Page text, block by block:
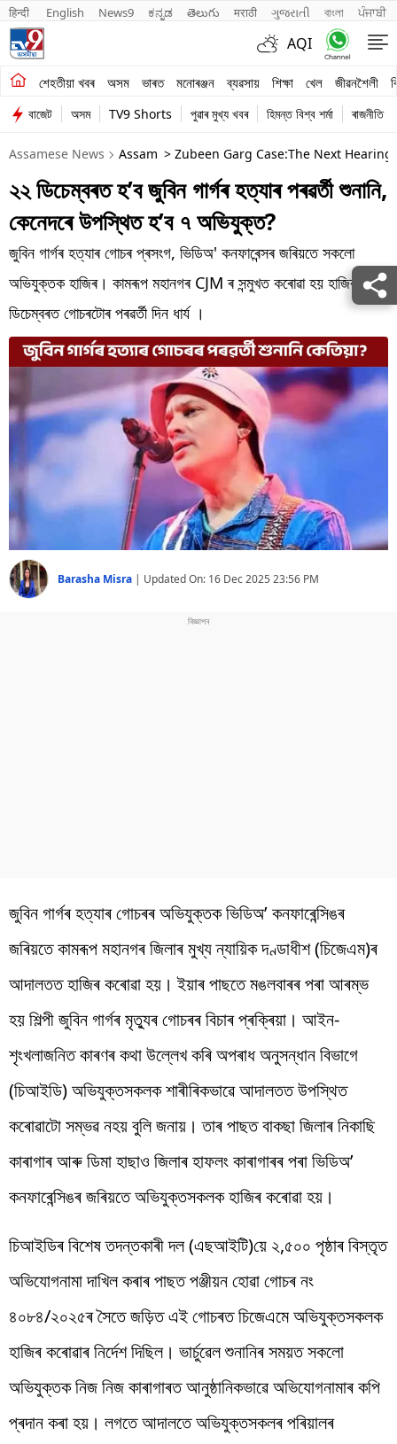
हिन्दी English News9 ಕನ್ನಡ తెలుగు मराठी ગુજરાતી বাংলা ਪੰਜਾਬੀ
AQI
শেহতীয়া খবৰ অসম ভাৰত মনোৰঞ্জন ব্যৱসায় শিক্ষা খেল জীৱনশৈলী
শেহতীয়া খবৰ
অসম
ভাৰত
মনোৰঞ্জন
ব্যৱসায়
শিক্ষা
খেল
জীৱনশৈলী
বিশ্ব
প্ৰযুক্তি
Videos
বাজেট অসম TV9 Shorts পুৱাৰ মুখ্য খবৰ হিমন্ত বিশ্ব শৰ্মা ৰাজনীতি
Assamese News Assam > Zubeen Garg Case:The Next
২২ ডিচেম্বৰত হ’ব জুবিন গাৰ্গৰ হত্যাৰ পৰৱৰ্তী শুনানি,
কেনেদৰে উপস্থিত হ’ব ৭ অভিযুক্ত?
জুবিন গাৰ্গৰ হত্যাৰ গোচৰ প্ৰসংগ, ভিডিঅ' কনফাৰেন্সৰ জৰিয়তে সকলো
অভিযুক্তক হাজিৰ। কামৰূপ মহানগৰ CJM ৰ সন্মুখত কৰোৱা হয় হাজিৰ। ২২
ডিচেম্বৰত গোচৰটোৰ পৰৱৰ্তী দিন ধাৰ্য ।
Barasha Misra | Updated On: 16 Dec 2025 23:56 PM
জুবিন গাৰ্গৰ হত্যাৰ গোচৰৰ অভিযুক্তকভিডিঅ’ কনফাৰেন্সিঙৰ
জৰিয়তে কামৰূপ মহানগৰ জিলাৰ মুখ্য ন্যায়িক দণ্ডাধীশ (চিজেএম)ৰ
আদালতত হাজিৰ কৰোৱা হয়। ইয়াৰ পাছতে মঙলবাৰৰ পৰা আৰম্ভ
হয় শিল্পী জুবিন গাৰ্গৰ মৃত্যুৰ গোচৰৰ বিচাৰ প্ৰক্ৰিয়া। আইন-
শৃংখলাজনিত কাৰণৰ কথা উল্লেখ কৰি অপৰাধ অনুসন্ধান বিভাগে
(চিআইডি) অভিযুক্তসকলক শাৰীৰিকভাৱে আদালতত উপস্থিত
কৰোৱাটো সম্ভৱ নহয় বুলি জনায়। তাৰ পাছত বাকছা জিলাৰ নিকাছি
কাৰাগাৰ আৰু ডিমা হাছাও জিলাৰ হাফলং কাৰাগাৰৰ পৰা ভিডিঅ’
কনফাৰেন্সিঙৰ জৰিয়তে অভিযুক্তসকলক হাজিৰ কৰোৱা হয়।
চিআইডিৰ বিশেষ তদন্তকাৰী দল (এছআইটি)য়ে ২,৫০০ পৃষ্ঠাৰ বিস্তৃত
অভিযোগনামা দাখিল কৰাৰ পাছত পঞ্জীয়ন হোৱা গোচৰ নং
৪০৮৪/২০২৫ৰ সৈতে জড়িত এই গোচৰত চিজেএমে অভিযুক্তসকলক
হাজিৰ কৰোৱাৰ নিৰ্দেশ দিছিল। ভাৰ্চুৱেল শুনানিৰ সময়ত সকলো
অভিযুক্তক নিজ নিজ কাৰাগাৰত আনুষ্ঠানিকভাৱে অভিযোগনামাৰ কপি
প্ৰদান কৰা হয়। লগতে আদালতে অভিযুক্তসকলৰ পৰিয়ালৰ